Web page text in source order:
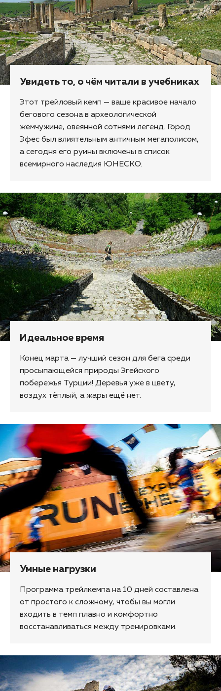
Увидеть то, о чём читали в учебниках
Этот трейловый кемп — ваше красивое начало
бегового сезона в археологической
жемчужине, овеянной сотнями легенд. Город
Эфес был влиятельным античным мегаполисом,
а сегодня его руины включены в список
всемирного наследия ЮНЕСКО.
Идеальное время
Конец марта — лучший сезон для бега среди
просыпающейся природы Эгейского
побережья Турции! Деревья уже в цвету,
воздух тёплый, а жары ещё нет.
Умные нагрузки
Программа трейлкемпа на 10 дней составлена
от простого к сложному, чтобы вы могли
входить в темп плавно и комфортно
восстанавливаться между тренировками.